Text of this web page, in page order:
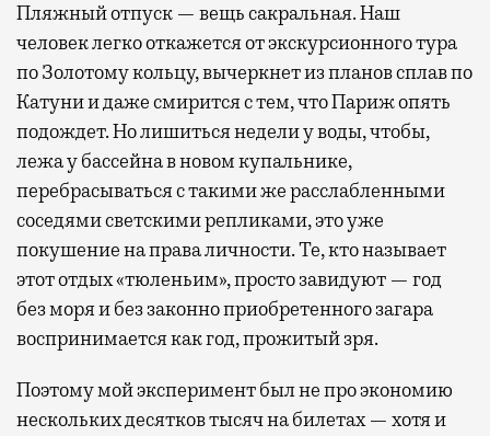
Пляжный отпуск — вещь сакральная. Наш
человек легко откажется от экскурсионного тура
по Золотому кольцу, вычеркнет из планов сплав по
Катуни и даже смирится с тем, что Париж опять
подождет. Но лишиться недели у воды, чтобы,
лежа у бассейна в новом купальнике,
перебрасываться с такими же расслабленными
соседями светскими репликами, это уже
покушение на права личности. Те, кто называет
этот отдых «тюленьим», просто завидуют — год
без моря и без законно приобретенного загара
воспринимается как год, прожитый зря.
Поэтому мой эксперимент был не про экономию
нескольких десятков тысяч на билетах — хотя и